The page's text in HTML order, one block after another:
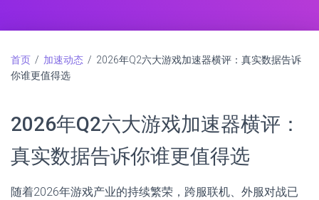
首页 / 加速动态 / 2026年Q2六大游戏加速器横评：真实数据告诉
你谁更值得选
2026年Q2六大游戏加速器横评：
真实数据告诉你谁更值得选
随着2026年游戏产业的持续繁荣，跨服联机、外服对战已